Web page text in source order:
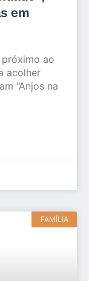
em
próximo ao
acolher
“Anjos na
FAMÍLIA